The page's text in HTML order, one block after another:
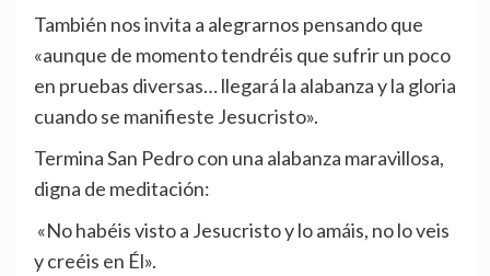
También nos invita a alegrarnos pensando que
«aunque de momento tendréis que sufrir un poco
en pruebas diversas… llegará la alabanza y la gloria
cuando se manifieste Jesucristo».
Termina San Pedro con una alabanza maravillosa,
digna de meditación:
«No habéis visto a Jesucristo y lo amáis, no lo veis
y creéis en Él».